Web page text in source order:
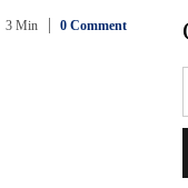
3 Min 0 Comment